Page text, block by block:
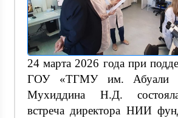
24 марта 2026 года при
ГОУ «ТГМУ им. Абуали
Мухиддина Н.Д.
встреча директора НИИ